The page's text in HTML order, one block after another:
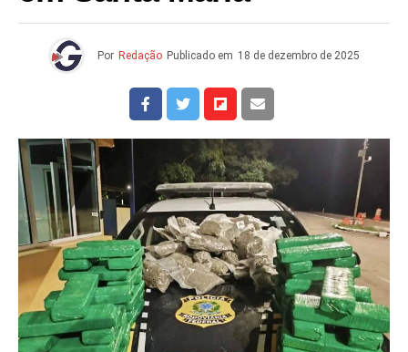
Por Redação Publicado em 18 de dezembro de 2025